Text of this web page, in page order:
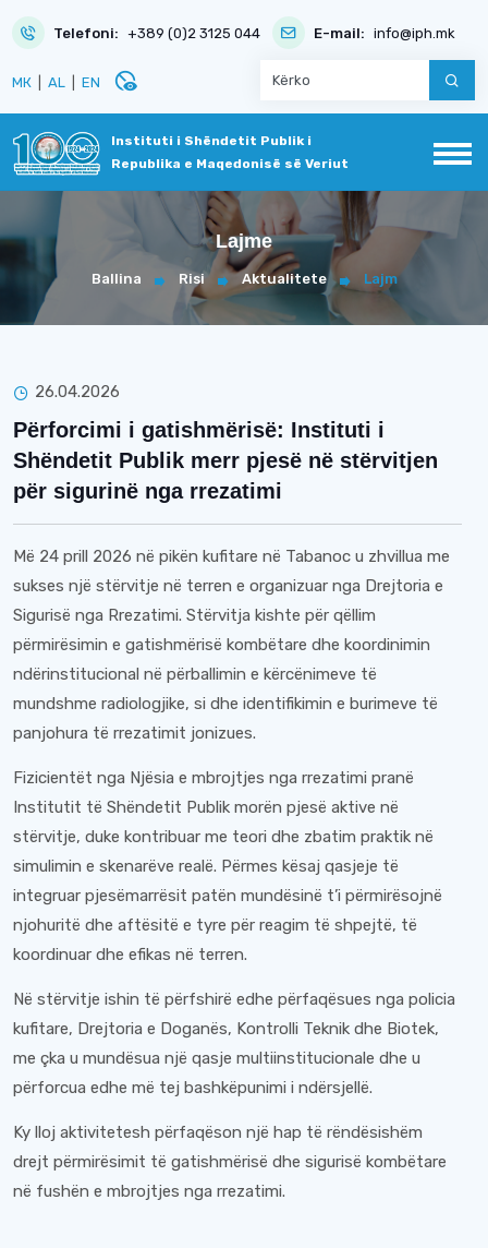
Telefoni: +389 (0)2 3125 044 E-mail: info@iph.mk
МК AL EN disabled_visible
Instituti i Shëndetit Publik i
Republika e Maqedonisë së Veriut
Lajme
Ballina Risi Aktualitete Lajm
26.04.2026
Përforcimi i gatishmërisë: Instituti i
Shëndetit Publik merr pjesë në stërvitjen
për sigurinë nga rrezatimi
Më 24 prill 2026 në pikën kufitare në Tabanoc u zhvillua me
sukses një stërvitje në terren e organizuar nga Drejtoria e
Sigurisë nga Rrezatimi. Stërvitja kishte për qëllim
përmirësimin e gatishmërisë kombëtare dhe koordinimin
ndërinstitucional në përballimin e kërcënimeve të
mundshme radiologjike, si dhe identifikimin e burimeve të
panjohura të rrezatimit jonizues.
Fizicientët nga Njësia e mbrojtjes nga rrezatimi pranë
Institutit të Shëndetit Publik morën pjesë aktive në
stërvitje, duke kontribuar me teori dhe zbatim praktik në
simulimin e skenarëve realë. Përmes kësaj qasjeje të
integruar pjesëmarrësit patën mundësinë t’i përmirësojnë
njohuritë dhe aftësitë e tyre për reagim të shpejtë, të
koordinuar dhe efikas në terren.
Në stërvitje ishin të përfshirë edhe përfaqësues nga policia
kufitare, Drejtoria e Doganës, Kontrolli Teknik dhe Biotek,
me çka u mundësua një qasje multiinstitucionale dhe u
përforcua edhe më tej bashkëpunimi i ndërsjellë.
Ky lloj aktivitetesh përfaqëson një hap të rëndësishëm
drejt përmirësimit të gatishmërisë dhe sigurisë kombëtare
në fushën e mbrojtjes nga rrezatimi.